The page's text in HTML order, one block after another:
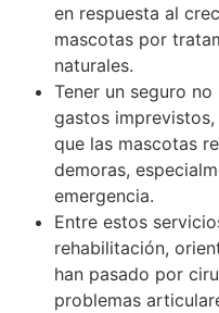
en respuesta al
mascotas por
naturales.
Tener un seguro
gastos
que las mascotas
demoras,
emergencia.
Entre estos
rehabilitación,
han pasado por
problemas